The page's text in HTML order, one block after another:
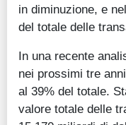
in diminuzione, e
del totale delle
In una recente
nei prossimi tre
al 39% del totale.
valore totale delle